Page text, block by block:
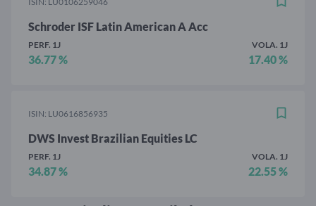
Schroder ISF Latin American A Acc
PERF. 1J
36.77 %
VOLA. 1J
17.40 %
ISIN: LU0616856935
DWS Invest Brazilian Equities LC
PERF. 1J
34.87 %
VOLA. 1J
22.55 %